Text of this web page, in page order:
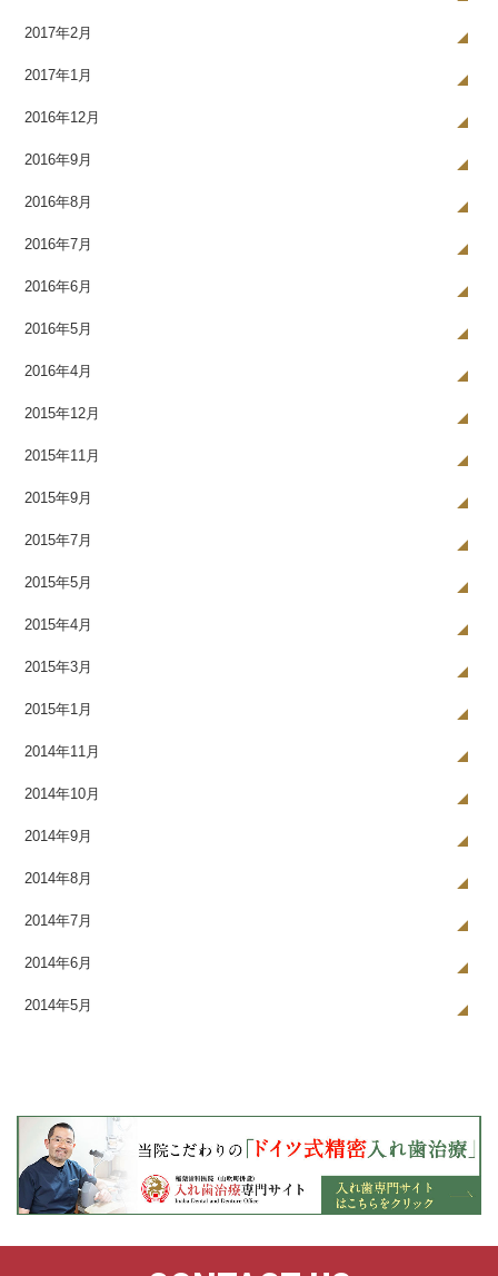
2017年2月
2017年1月
2016年12月
2016年9月
2016年8月
2016年7月
2016年6月
2016年5月
2016年4月
2015年12月
2015年11月
2015年9月
2015年7月
2015年5月
2015年4月
2015年3月
2015年1月
2014年11月
2014年10月
2014年9月
2014年8月
2014年7月
2014年6月
2014年5月